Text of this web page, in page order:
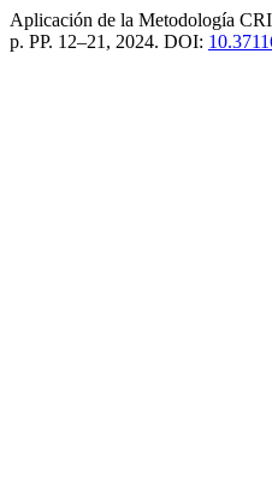
Aplicación de la Metodología
p. PP. 12–21, 2024. DOI: